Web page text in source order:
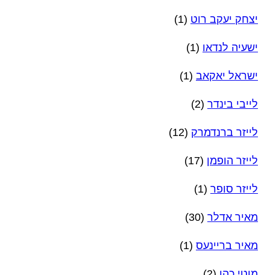
יצחק יעקב רוט (1)
ישעיה לנדאו (1)
ישראל יאקאב (1)
לייבי בינדר (2)
לייזר ברנדמרק (12)
לייזר הופמן (17)
לייזר סופר (1)
מאיר אדלר (30)
מאיר בריינעס (1)